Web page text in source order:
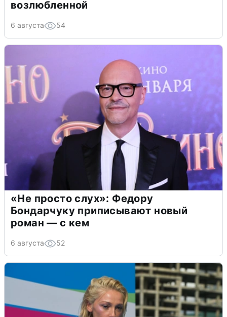
возлюбленной
6 августа 54
«Не просто слух»: Федору
Бондарчуку приписывают новый
роман — с кем
6 августа 52